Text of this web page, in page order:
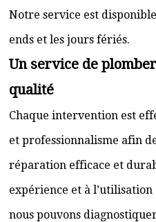
Notre service est
ends et les jours fériés.
Un service de
qualité
Chaque intervention est
et professionnalisme afin
réparation efficace et
expérience et à
nous pouvons